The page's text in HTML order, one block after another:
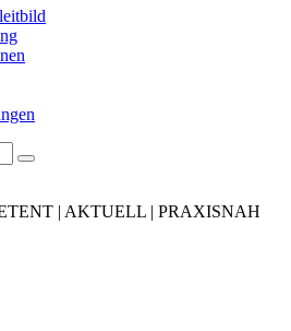
| AKTUELL | PRAXISNAH